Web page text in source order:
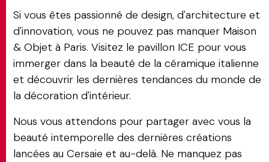
Si vous êtes passionné de design, d'architecture et
d'innovation, vous ne pouvez pas manquer Maison
& Objet à Paris. Visitez le pavillon ICE pour vous
immerger dans la beauté de la céramique italienne
et découvrir les dernières tendances du monde de
la décoration d'intérieur.
Nous vous attendons pour partager avec vous la
beauté intemporelle des dernières créations
lancées au Cersaie et au-delà. Ne manquez pas